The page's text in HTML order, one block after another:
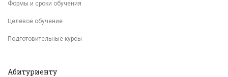
Формы и сроки обучения
Целевое обучение
Подготовительные курсы
Абитуриенту